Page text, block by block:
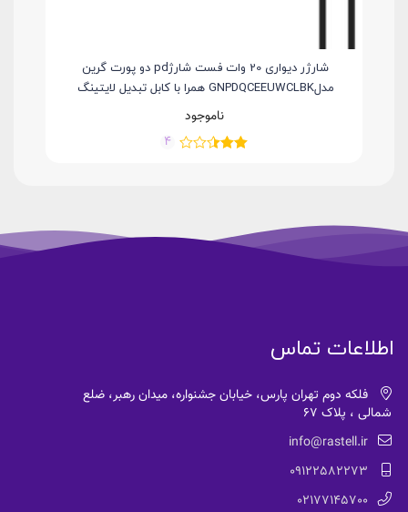
شارژر دیواری 20 وات فست شارژpd دو پورت گرین
مدلGNPDQCEEUWCLBK همرا با کابل تبدیل لایتینگ
ناموجود
4
اطلاعات تماس
فلکه دوم تهران پارس، خیابان جشنواره، میدان رهبر، ضلع
شمالی ، پلاک 67
info@rastell.ir
09122582273
02177145700